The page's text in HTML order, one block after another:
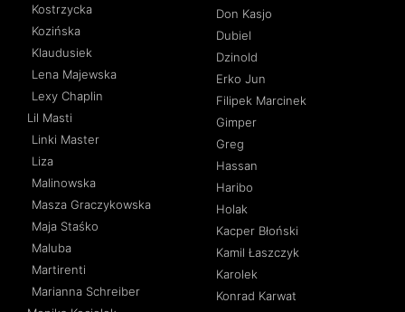
Kostrzycka
Kozińska
Klaudusiek
Lena Majewska
Lexy Chaplin
Lil Masti
Linki Master
Liza
Malinowska
Masza Graczykowska
Maja Staśko
Maluba
Martirenti
Marianna Schreiber
Don Kasjo
Dubiel
Dzinold
Erko Jun
Filipek Marcinek
Gimper
Greg
Hassan
Haribo
Holak
Kacper Błoński
Kamil Łaszczyk
Karolek
Konrad Karwat